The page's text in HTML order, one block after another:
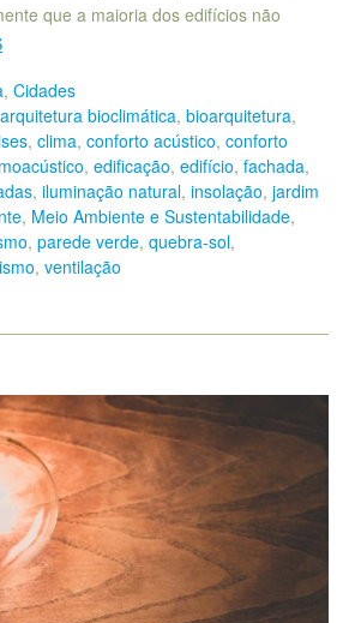
que a maioria dos edifícios não
, Cidades
arquitetura bioclimática, bioarquitetura,
, clima, conforto acústico, conforto
, edificação, edifício, fachada,
, iluminação natural, insolação, jardim
, Meio Ambiente e Sustentabilidade,
, parede verde, quebra-sol,
, ventilação